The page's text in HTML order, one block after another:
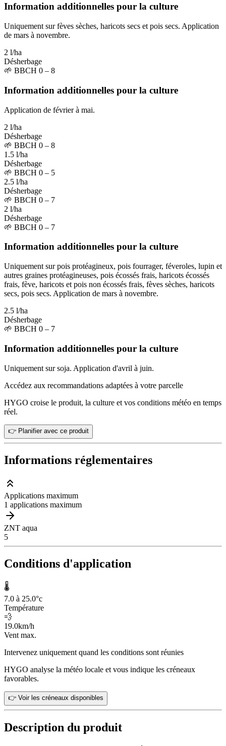
Information additionnelles pour la culture
Uniquement sur fèves sèches, haricots secs et pois secs. Application
de mars à novembre.
2 l/ha
Désherbage
🌱 BBCH 0 – 8
Information additionnelles pour la culture
Application de février à mai.
2 l/ha
Désherbage
🌱 BBCH 0 – 8
1.5 l/ha
Désherbage
🌱 BBCH 0 – 5
2.5 l/ha
Désherbage
🌱 BBCH 0 – 7
2 l/ha
Désherbage
🌱 BBCH 0 – 7
Information additionnelles pour la culture
Uniquement sur pois protéagineux, pois fourrager, féveroles, lupin et
autres graines protéagineuses, pois écossés frais, haricots écossés
frais, fève, haricots et pois non écossés frais, fèves sèches, haricots
secs, pois secs. Application de mars à novembre.
2.5 l/ha
Désherbage
🌱 BBCH 0 – 7
Information additionnelles pour la culture
Uniquement sur soja. Application d'avril à juin.
Accédez aux recommandations adaptées à votre parcelle
HYGO croise le produit, la culture et vos conditions météo en temps
réel.
👉 Planifier avec ce produit
Informations réglementaires
Applications maximum
1 applications maximum
ZNT aqua
5
Conditions d'application
🌡️
7.0 à 25.0°c
Température
💨
19.0km/h
Vent max.
Intervenez uniquement quand les conditions sont réunies
HYGO analyse la météo locale et vous indique les créneaux
favorables.
👉 Voir les créneaux disponibles
Description du produit